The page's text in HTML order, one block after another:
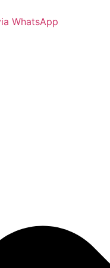
WhatsApp